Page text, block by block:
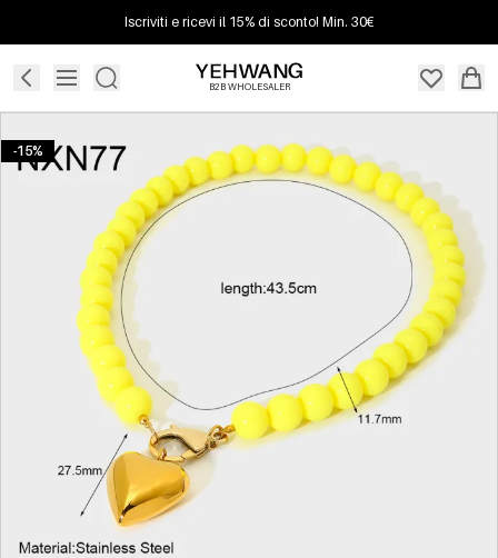
Iscriviti e ricevi il 15% di sconto! Min. 30€
B2B WHOLESALER
-15%